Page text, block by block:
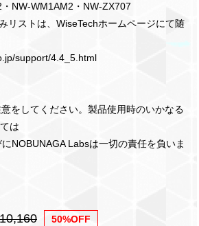
NW-WM1AM2・NW-ZX707
リストは、WiseTechホームページにて随
support/4.4_5.html
をしてください。製品使用時のいかなる
は
NOBUNAGA Labsは一切の責任を負いま
50%OFF